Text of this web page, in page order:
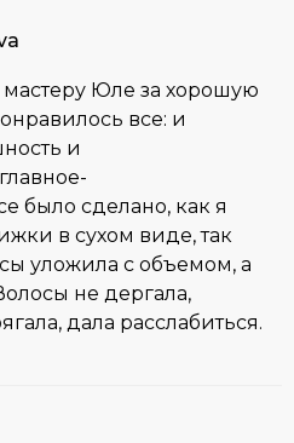
мастеру Юле за хорошую
все: и
и
было сделано, как я
в сухом виде, так
уложила с объемом, а
не дергала,
дала расслабиться.